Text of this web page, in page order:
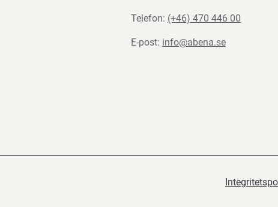
Telefon: (+46) 470 446 00
E-post: info@abena.se